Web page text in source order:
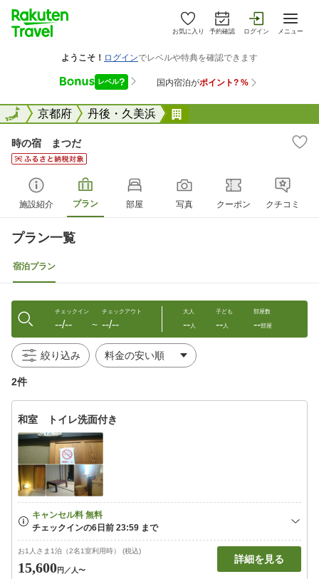
お気に入り 予約確認 ログイン メニュー
全国京都府 丹後・久美浜
全国
時の宿 まつだ
施設紹介 プラン 部屋 写真 クーポン クチコミ
プラン一覧
宿泊プラン
チェックイン
--/-- 〜
チェックアウト
--/--
大人
--人
子ども
--人
部屋数
--部屋
絞り込み
2件
和室 トイレ洗面付き
お1人さま1泊（2名1室利用時） (税込)
15,600円 ／人〜
詳細を見る